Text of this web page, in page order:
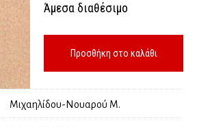
Άμεσα διαθέσιμο
Προσθήκη στο καλάθι
Μιχαηλίδου-Νουαρού Μ.